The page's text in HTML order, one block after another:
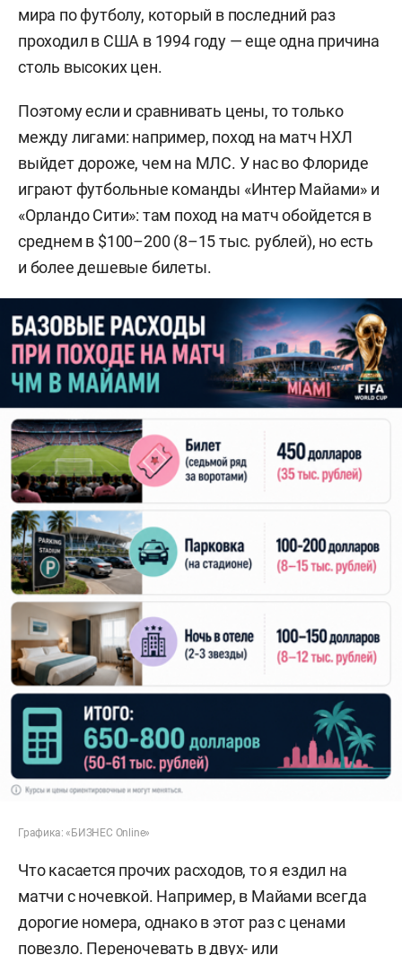
мира по футболу, который в последний раз
проходил в США в 1994 году — еще одна причина
столь высоких цен.
Поэтому если и сравнивать цены, то только
между лигами: например, поход на матч НХЛ
выйдет дороже, чем на МЛС. У нас во Флориде
играют футбольные команды «Интер Майами» и
«Орландо Сити»: там поход на матч обойдется в
среднем в $100–200 (8–15 тыс. рублей), но есть
и более дешевые билеты.
Графика: «БИЗНЕС Online»
Что касается прочих расходов, то я ездил на
матчи с ночевкой. Например, в Майами всегда
дорогие номера, однако в этот раз с ценами
повезло. Переночевать в двух- или